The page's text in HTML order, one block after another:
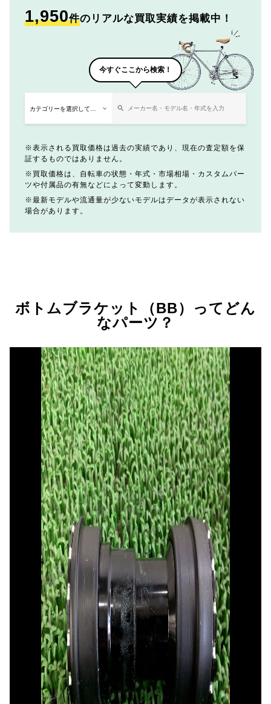
1,950件のリアルな買取実績を掲載中！
今すぐここから検索！
表示される買取価格は過去の実績であり、現在の査定額を保
証するものではありません。
買取価格は、自転車の状態・年式・市場相場・カスタムパー
ツや付属品の有無などによって変動します。
最新モデルや流通量が少ないモデルはデータが表示されない
場合があります。
ボトムブラケット（BB）ってどん
なパーツ？